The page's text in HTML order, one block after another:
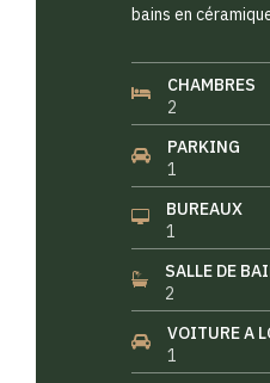
bains en
CHAMBRES
2
PARKING
1
BUREAUX
1
SALLE DE
2
VOITURE A
1